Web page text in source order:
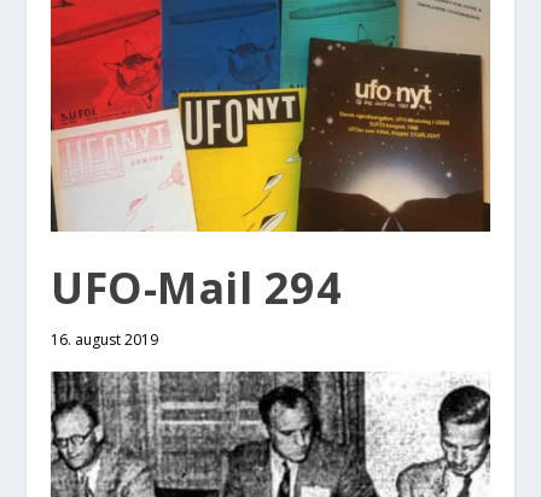
UFO-Mail 294
16. august 2019